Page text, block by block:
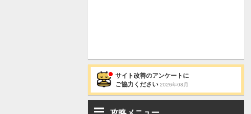
サイト改善のアンケートに
ご協力ください 2026年08月